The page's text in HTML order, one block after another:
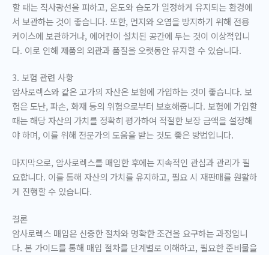
할 때는 직사광선을 피하고, 온도와 습도가 일정하게 유지되는 환경에
서 보관하는 것이 좋습니다. 또한, 먼지와 오염을 방지하기 위해 전용
케이스에 보관하거나, 에어컨이 설치된 공간에 두는 것이 이상적입니
다. 이로 인해 제품의 외관과 품질을 오랫동안 유지할 수 있습니다.
3. 보험 관련 사항
암사로렉스와 같은 고가의 자산은 보험에 가입하는 것이 좋습니다. 보
험은 도난, 파손, 화재 등의 위험으로부터 보호해줍니다. 보험에 가입할
때는 해당 자산의 가치를 정확히 평가하여 적절한 보장 금액을 설정해
야 하며, 이를 위해 전문가의 도움을 받는 것도 좋은 방법입니다.
마지막으로, 암사로렉스를 매입한 후에는 지속적인 관심과 관리가 필
요합니다. 이를 통해 자산의 가치를 유지하고, 필요 시 재판매를 원활하
게 진행할 수 있습니다.
결론
암사로렉스 매입은 신중한 절차와 명확한 조건을 요구하는 과정입니
다. 본 가이드를 통해 매입 절차를 단계별로 이해하고, 필요한 준비물을